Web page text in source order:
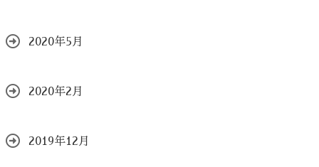
2020年5月
2020年2月
2019年12月